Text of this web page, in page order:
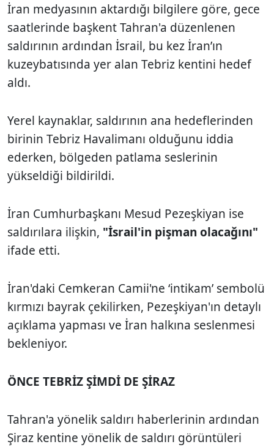
İran medyasının aktardığı bilgilere göre, gece
saatlerinde başkent Tahran'a düzenlenen
saldırının ardından İsrail, bu kez İran’ın
kuzeybatısında yer alan Tebriz kentini hedef
aldı.
Yerel kaynaklar, saldırının ana hedeflerinden
birinin Tebriz Havalimanı olduğunu iddia
ederken, bölgeden patlama seslerinin
yükseldiği bildirildi.
İran Cumhurbaşkanı Mesud Pezeşkiyan ise
saldırılara ilişkin, "İsrail'in pişman olacağını"
ifade etti.
İran'daki Cemkeran Camii'ne ‘intikam’ sembolü
kırmızı bayrak çekilirken, Pezeşkiyan'ın detaylı
açıklama yapması ve İran halkına seslenmesi
bekleniyor.
ÖNCE TEBRİZ ŞİMDİ DE ŞİRAZ
Tahran'a yönelik saldırı haberlerinin ardından
Şiraz kentine yönelik de saldırı görüntüleri